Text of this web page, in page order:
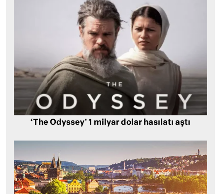
‘The Odyssey’ 1 milyar dolar hasılatı aştı